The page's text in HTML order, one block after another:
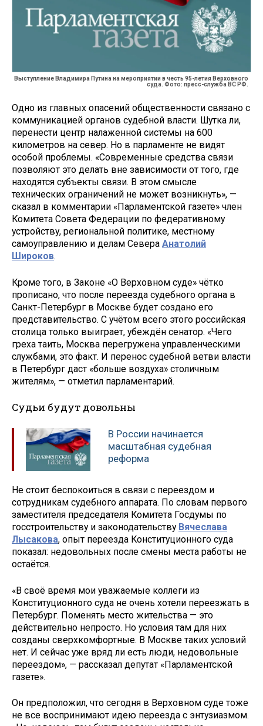
Выступление Владимира Путина на мероприятии в честь 95-летия Верховного
суда. Фото: пресс-служба ВС РФ.
Одно из главных опасений общественности связано с
коммуникацией органов судебной власти. Шутка ли,
перенести центр налаженной системы на 600
километров на север. Но в парламенте не видят
особой проблемы. «Современные средства связи
позволяют это делать вне зависимости от того, где
находятся субъекты связи. В этом смысле
технических ограничений не может возникнуть», —
сказал в комментарии «Парламентской газете» член
Комитета Совета Федерации по федеративному
устройству, региональной политике, местному
самоуправлению и делам Севера Анатолий
Широков.
Кроме того, в Законе «О Верховном суде» чётко
прописано, что после переезда судебного органа в
Санкт-Петербург в Москве будет создано его
представительство. С учётом всего этого российская
столица только выиграет, убеждён сенатор. «Чего
греха таить, Москва перегружена управленческими
службами, это факт. И перенос судебной ветви власти
в Петербург даст «больше воздуха» столичным
жителям», — отметил парламентарий.
Судьи будут довольны
В России начинается
масштабная судебная
реформа
Не стоит беспокоиться в связи с переездом и
сотрудникам судебного аппарата. По словам первого
заместителя председателя Комитета Госдумы по
госстроительству и законодательству Вячеслава
Лысакова, опыт переезда Конституционного суда
показал: недовольных после смены места работы не
остаётся.
«В своё время мои уважаемые коллеги из
Конституционного суда не очень хотели переезжать в
Петербург. Поменять место жительства — это
действительно непросто. Но условия там для них
созданы сверхкомфортные. В Москве таких условий
нет. И сейчас уже вряд ли есть люди, недовольные
переездом», — рассказал депутат «Парламентской
газете».
Он предположил, что сегодня в Верховном суде тоже
не все воспринимают идею переезда с энтузиазмом.